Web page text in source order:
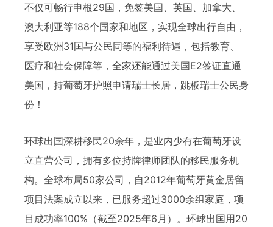
不仅可畅行申根29国，免签美国、英国、加拿大、
澳大利亚等188个国家和地区，实现全球出行自由，
享受欧洲31国与公民同等的福利待遇，包括教育、
医疗和社会保障等，全家还能通过美国E2签证直通
美国，持葡萄牙护照申请瑞士长居，跳板瑞士公民身
份！
环球出国深耕移民20余年，是业内少有在葡萄牙设
立直营公司，拥有多位持牌律师团队的移民服务机
构。全球布局50家公司，自2012年葡萄牙黄金居留
项目法案成立以来，已服务超过3000余组家庭，项
目成功率100%（截至2025年6月）。环球出国用20